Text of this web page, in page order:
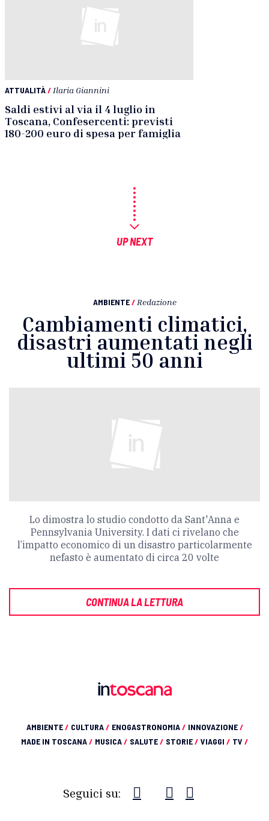
ATTUALITÀ/ Ilaria Giannini
Saldi estivi al via il 4 luglio in
Toscana, Confesercenti: previsti
180-200 euro di spesa per famiglia
UP NEXT
AMBIENTE / Redazione
Cambiamenti climatici,
disastri aumentati negli
ultimi 50 anni
Lo dimostra lo studio condotto da Sant'Anna e
Pennsylvania University. I dati ci rivelano che
l’impatto economico di un disastro particolarmente
nefasto è aumentato di circa 20 volte
CONTINUA LA LETTURA
AMBIENTE/ CULTURA/ ENOGASTRONOMIA/ INNOVAZIONE/
MADE IN TOSCANA/ MUSICA/ SALUTE/ STORIE/ VIAGGI / TV /
Seguici su: